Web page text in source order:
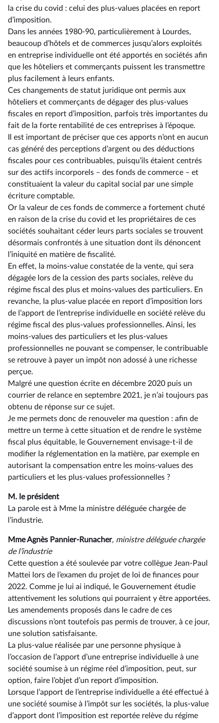
la crise du covid : celui des plus-values placées en report
d’imposition.
Dans les années 1980-90, particulièrement à Lourdes,
beaucoup d’hôtels et de commerces jusqu’alors exploités
en entreprise individuelle ont été apportés en sociétés afin
que les hôteliers et commerçants puissent les transmettre
plus facilement à leurs enfants.
Ces changements de statut juridique ont permis aux
hôteliers et commerçants de dégager des plus-values
fiscales en report d’imposition, parfois très importantes du
fait de la forte rentabilité de ces entreprises à l’époque.
Il est important de préciser que ces apports n’ont en aucun
cas généré des perceptions d’argent ou des déductions
fiscales pour ces contribuables, puisqu’ils étaient centrés
sur des actifs incorporels –⁠ des fonds de commerce – et
constituaient la valeur du capital social par une simple
écriture comptable.
Or la valeur de ces fonds de commerce a fortement chuté
en raison de la crise du covid et les propriétaires de ces
sociétés souhaitant céder leurs parts sociales se trouvent
désormais confrontés à une situation dont ils dénoncent
l’iniquité en matière de fiscalité.
En effet, la moins-value constatée de la vente, qui sera
dégagée lors de la cession des parts sociales, relève du
régime fiscal des plus et moins-values des particuliers. En
revanche, la plus-value placée en report d’imposition lors
de l’apport de l’entreprise individuelle en société relève du
régime fiscal des plus-values professionnelles. Ainsi, les
moins-values des particuliers et les plus-values
professionnelles ne pouvant se compenser, le contribuable
se retrouve à payer un impôt non adossé à une richesse
perçue.
Malgré une question écrite en décembre 2020 puis un
courrier de relance en septembre 2021, je n’ai toujours pas
obtenu de réponse sur ce sujet.
Je me permets donc de renouveler ma question : afin de
mettre un terme à cette situation et de rendre le système
fiscal plus équitable, le Gouvernement envisage-t-il de
modifier la réglementation en la matière, par exemple en
autorisant la compensation entre les moins-values des
particuliers et les plus-values professionnelles ?
M. le président
La parole est à Mme la ministre déléguée chargée de
l’industrie.
Mme Agnès Pannier-Runacher, ministre déléguée chargée
de l’industrie
Cette question a été soulevée par votre collègue Jean-Paul
Mattei lors de l’examen du projet de loi de finances pour
2022. Comme je lui ai indiqué, le Gouvernement étudie
attentivement les solutions qui pourraient y être apportées.
Les amendements proposés dans le cadre de ces
discussions n’ont toutefois pas permis de trouver, à ce jour,
une solution satisfaisante.
La plus-value réalisée par une personne physique à
l’occasion de l’apport d’une entreprise individuelle à une
société soumise à un régime réel d’imposition, peut, sur
option, faire l’objet d’un report d’imposition.
Lorsque l’apport de l’entreprise individuelle a été effectué à
une société soumise à l’impôt sur les sociétés, la plus-value
d’apport dont l’imposition est reportée relève du régime